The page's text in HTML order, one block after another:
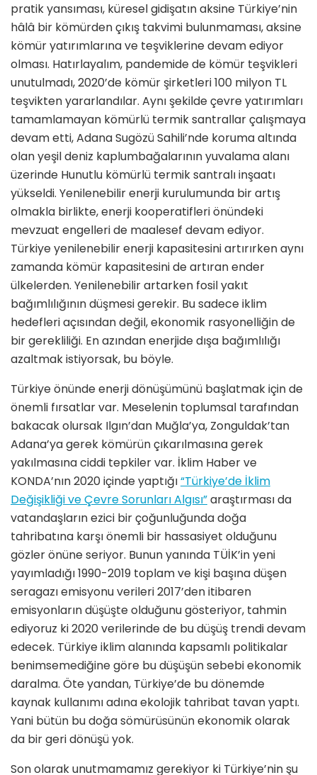
pratik yansıması, küresel gidişatın aksine Türkiye’nin
hâlâ bir kömürden çıkış takvimi bulunmaması, aksine
kömür yatırımlarına ve teşviklerine devam ediyor
olması. Hatırlayalım, pandemide de kömür teşvikleri
unutulmadı, 2020’de kömür şirketleri 100 milyon TL
teşvikten yararlandılar. Aynı şekilde çevre yatırımları
tamamlamayan kömürlü termik santrallar çalışmaya
devam etti, Adana Sugözü Sahili’nde koruma altında
olan yeşil deniz kaplumbağalarının yuvalama alanı
üzerinde Hunutlu kömürlü termik santralı inşaatı
yükseldi. Yenilenebilir enerji kurulumunda bir artış
olmakla birlikte, enerji kooperatifleri önündeki
mevzuat engelleri de maalesef devam ediyor.
Türkiye yenilenebilir enerji kapasitesini artırırken aynı
zamanda kömür kapasitesini de artıran ender
ülkelerden. Yenilenebilir artarken fosil yakıt
bağımlılığının düşmesi gerekir. Bu sadece iklim
hedefleri açısından değil, ekonomik rasyonelliğin de
bir gerekliliği. En azından enerjide dışa bağımlılığı
azaltmak istiyorsak, bu böyle.
Türkiye önünde enerji dönüşümünü başlatmak için de
önemli fırsatlar var. Meselenin toplumsal tarafından
bakacak olursak Ilgın’dan Muğla’ya, Zonguldak’tan
Adana’ya gerek kömürün çıkarılmasına gerek
yakılmasına ciddi tepkiler var. İklim Haber ve
KONDA’nın 2020 içinde yaptığı“Türkiye’de İklim
Değişikliği ve Çevre Sorunları Algısı”araştırması da
vatandaşların ezici bir çoğunluğunda doğa
tahribatına karşı önemli bir hassasiyet olduğunu
gözler önüne seriyor. Bunun yanında TÜİK’in yeni
yayımladığı 1990-2019 toplam ve kişi başına düşen
seragazı emisyonu verileri 2017’den itibaren
emisyonların düşüşte olduğunu gösteriyor, tahmin
ediyoruz ki 2020 verilerinde de bu düşüş trendi devam
edecek. Türkiye iklim alanında kapsamlı politikalar
benimsemediğine göre bu düşüşün sebebi ekonomik
daralma. Öte yandan, Türkiye’de bu dönemde
kaynak kullanımı adına ekolojik tahribat tavan yaptı.
Yani bütün bu doğa sömürüsünün ekonomik olarak
da bir geri dönüşü yok.
Son olarak unutmamamız gerekiyor ki Türkiye’nin şu